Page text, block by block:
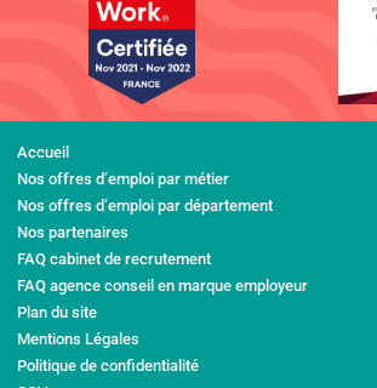
Accueil
Nos offres d’emploi par métier
Nos offres d’emploi par département
Nos partenaires
FAQ cabinet de recrutement
FAQ agence conseil en marque employeur
Plan du site
Mentions Légales
Politique de confidentialité